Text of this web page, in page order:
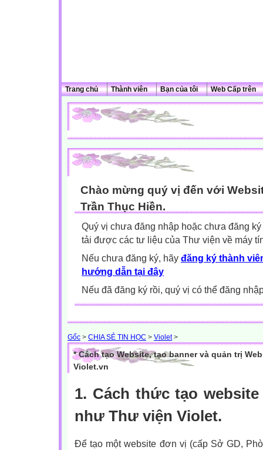
Trang chủ Thành viên Bạn của tôi Web Cấp trên
Chào mừng quý vị đến với
Trần Thục Hiền.
Quý vị chưa đăng nhập hoặc chưa đăng
tải được các tư liệu của Thư viện về máy
Nếu chưa đăng ký, hãy đăng ký thành
hướng dẫn tại đây
Nếu đã đăng ký rồi, quý vị có thể đăng
Gốc > CHIA SẺ TIN HỌC > Violet>
* Cách tạo Website, tạo banner và quản trị
Violet.vn
1. Cách thức tạo
như Thư viện Violet.
Để tạo một website đơn vị (cấp Sở GD,